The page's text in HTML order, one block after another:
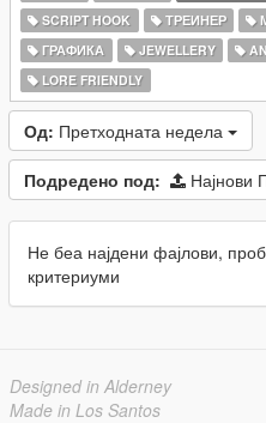
SCRIPT HOOK
ТРЕИНЕР
ГРАФИКА
JEWELLERY
LORE FRIENDLY
Од: Претходната недела
Подредено под: Најнови
Не беа најдени фајлови,
критериуми
Designed in Alderney
Made in Los Santos